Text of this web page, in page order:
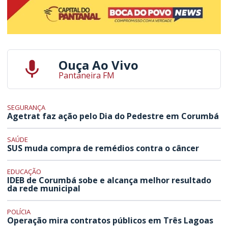
Ouça Ao Vivo
Pantaneira FM
SEGURANÇA
Agetrat faz ação pelo Dia do Pedestre em Corumbá
SAÚDE
SUS muda compra de remédios contra o câncer
EDUCAÇÃO
IDEB de Corumbá sobe e alcança melhor resultado
da rede municipal
POLÍCIA
Operação mira contratos públicos em Três Lagoas